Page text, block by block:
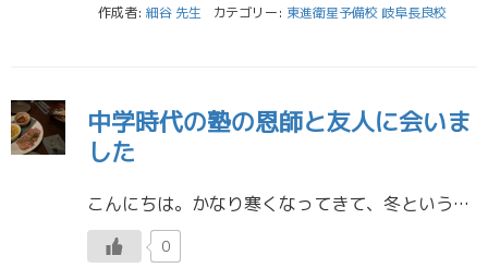
作成者: 細谷 先生 カテゴリー: 東進衛星予備校 岐阜長良校
中学時代の塾の恩師と友人に会いま
した
こんにちは。かなり寒くなってきて、冬という感じになってきましたね。 先日、中学時代の塾の友達と先生と5年ぶりに会って食事をしてきました！能開に小学生のころからお世話になっていたのですが、高校に入学してからは会っておらず、 […]
0